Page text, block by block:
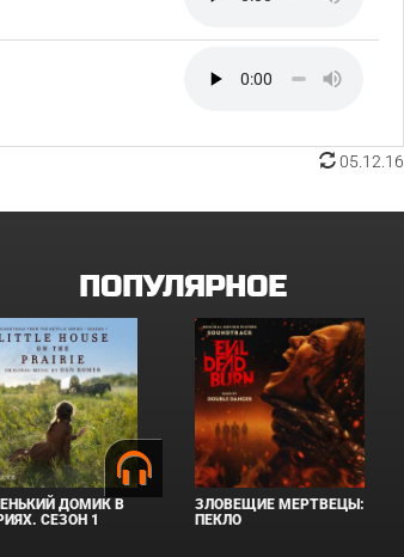
05.12.16
ПОПУЛЯРНОЕ
ДОМИК В
СЕЗОН 1
ЗЛОВЕЩИЕ МЕРТВЕЦЫ:
ПЕКЛО